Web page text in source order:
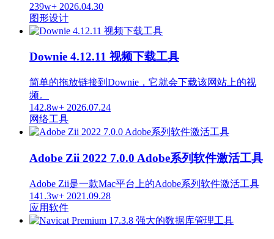
239w+ 2026.04.30
图形设计
Downie 4.12.11 视频下载工具
简单的拖放链接到Downie，它就会下载该网站上的视
频。
142.8w+ 2026.07.24
网络工具
Adobe Zii 2022 7.0.0 Adobe系列软件激活工具
Adobe Zii是一款Mac平台上的Adobe系列软件激活工具
141.3w+ 2021.09.28
应用软件